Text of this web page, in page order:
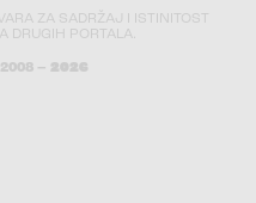
ZA SADRŽAJ I ISTINITOST
DRUGIH PORTALA.
– 2026